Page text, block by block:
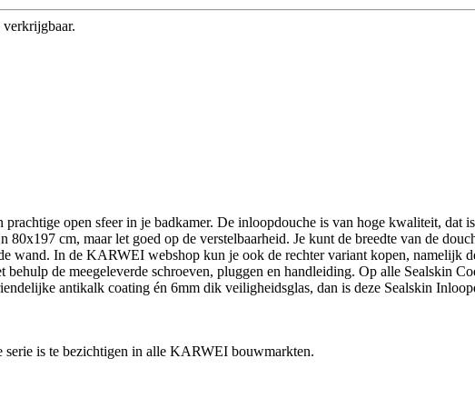
open sfeer in je badkamer. De inloopdouche is van hoge kwaliteit, dat
cm, maar let goed op de verstelbaarheid. Je kunt de breedte van de
wand. In de KARWEI webshop kun je ook de rechter variant kopen, namelijk
de meegeleverde schroeven, pluggen en handleiding. Op alle Sealskin
antikalk coating én 6mm dik veiligheidsglas, dan is deze Sealskin
is te bezichtigen in alle KARWEI bouwmarkten.